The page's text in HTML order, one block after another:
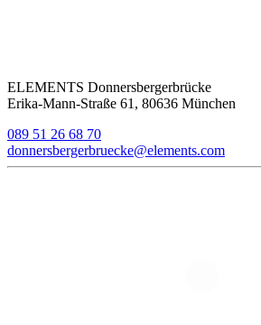
ELEMENTS Donnersbergerbrücke
Erika-Mann-Straße 61, 80636 München
089 51 26 68 70
donnersbergerbruecke@elements.com